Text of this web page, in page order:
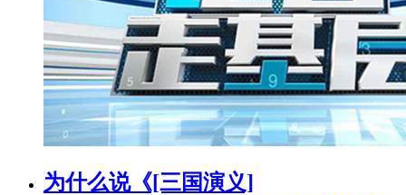
为什么说《[三国演义]